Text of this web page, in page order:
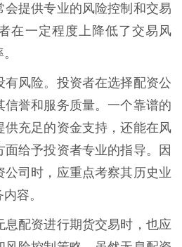
会提供专业的风险控制和交易
在一定程度上降低了交易风
风险。投资者在选择配资公
誉和服务质量。一个靠谱的
供充足的资金支持，还能在风
面给予投资者专业的指导。因
公司时，应重点考察其历史业
容。
息配资进行期货交易时，也应